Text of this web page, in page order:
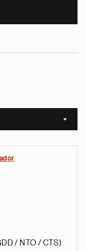
Sort
/ NTO / CTS)